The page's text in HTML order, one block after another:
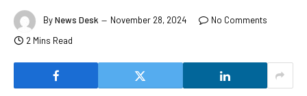
ByNews Desk November 28, 2024
No Comments
2 Mins Read